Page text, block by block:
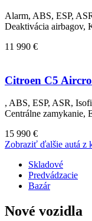
Alarm, ABS, ESP,
Deaktivácia airbagov,
11 990 €
Citroen C5
, ABS, ESP, ASR,
Centrálne zamykanie,
15 990 €
Zobraziť ďalšie autá z
Skladové
Predvádzacie
Bazár
Nové vozidla